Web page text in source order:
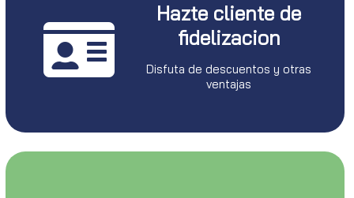
Hazte cliente de
fidelizacion
Disfuta de descuentos y otras
ventajas